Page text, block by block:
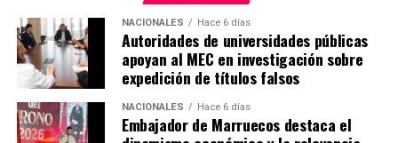
procedencia de los productos ofertados en el
establecimiento comercial, sino que también
desprestigian al comercio de Ciudad del Este.
Últimamente, ha habido varias denuncias de
compradores que fueron estafados de distintas formas y
circunstancias, lo que resalta aún más la gravedad del
problema.
NACIONALES Hace 6 días
Autoridades de universidades públicas
apoyan al MEC en investigación sobre
expedición de títulos falsos
NACIONALES Hace 6 días
Embajador de Marruecos destaca el